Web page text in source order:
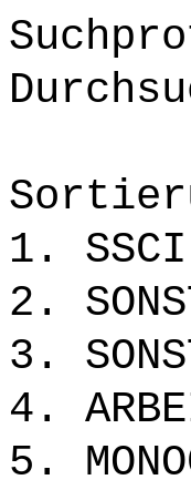
1.
2.
3.
4.
5.